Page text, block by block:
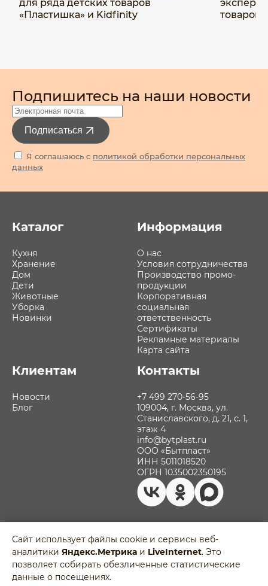
для ряда детских товаров
«Пластишка» и Kidfinity
товаров
Подпишитесь на наши новости
Подписаться
Я соглашаюсь с политикой обработки персональных
данных
Каталог
Кухня
Хранение
Дом
Дети
Животные
Уборка
Новинки
Информация
О нас
Условия сотрудничества
Производство промо-
продукции
Корпоративная
социальная
ответственность
Сертификаты
Рекламные материалы
Карта сайта
Клиентам
Новости
Блог
Контакты
+7 499 270-56-95
109004, г. Москва, ул.
Станиславского, д. 21, с. 1,
этаж 4
info@bytplast.ru
ООО «Бытпласт»
ИНН 5011018520
ОГРН 1035002350195
Политика обработки персональных
данных
Пользовательское соглашение
Сайт использует файлы cookie и сервисы веб-
аналитики Яндекс.Метрика и LiveInternet. Это
позволяет собирать обезличенные статистические
данные о посещениях.